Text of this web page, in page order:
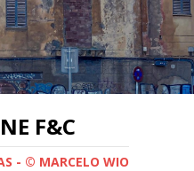
F&C
- © MARCELO WIO